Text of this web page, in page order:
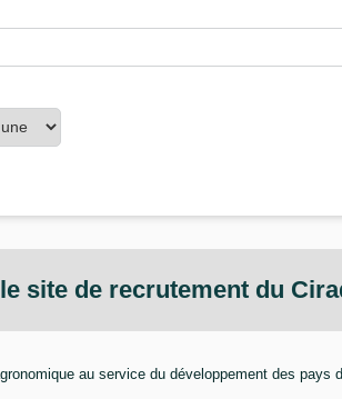
site de recrutement du
au service du développement des